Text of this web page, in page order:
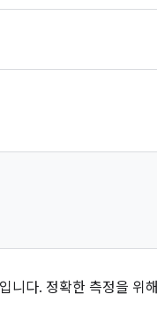
니다. 정확한 측정을 위해